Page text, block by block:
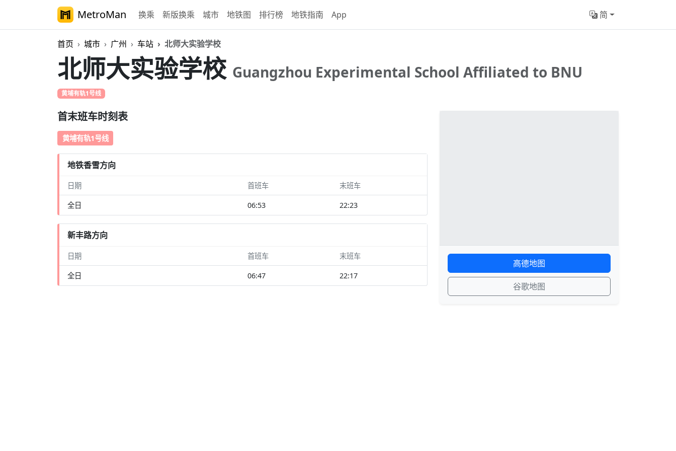
MetroMan 换乘 新版换乘 城市 地铁图 排行榜 地铁指南 App 简
首页 城市 广州 车站 北师大实验学校
北师大实验学校 Guangzhou Experimental School Affiliated to BNU
黄埔有轨1号线
首末班车时刻表
黄埔有轨1号线
地铁香雪方向
日期 首班车 末班车
全日 06:53 22:23
新丰路方向
日期 首班车 末班车
全日 06:47 22:17
高德地图
谷歌地图